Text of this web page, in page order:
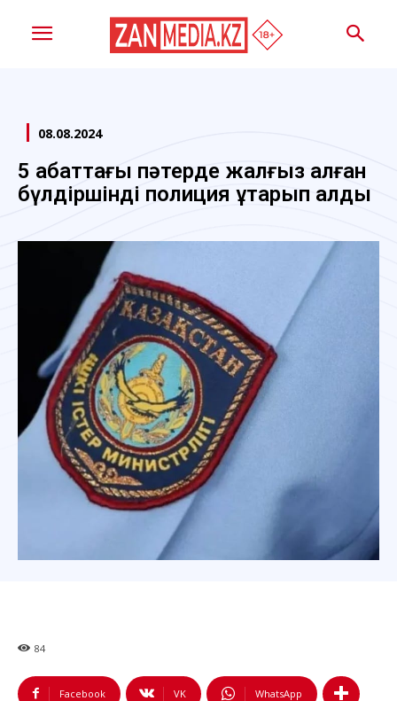
08.08.2024
5 қабаттағы пәтерде жалғыз қалған
бүлдіршінді полиция құтқарып қалды
84
Facebook VK WhatsApp